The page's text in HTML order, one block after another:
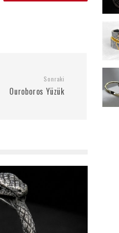
Sonraki
Ouroboros Yüzük